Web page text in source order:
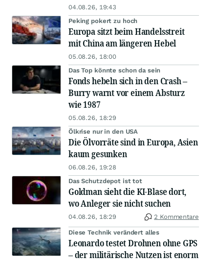
04.08.26, 19:43
Peking pokert zu hoch
Europa sitzt beim Handelsstreit
mit China am längeren Hebel
05.08.26, 18:00
Das Top könnte schon da sein
Fonds hebeln sich in den Crash –
Burry warnt vor einem Absturz
wie 1987
05.08.26, 18:29
Ölkrise nur in den USA
Die Ölvorräte sind in Europa, Asien
kaum gesunken
06.08.26, 19:28
Das Schutzdepot ist tot
Goldman sieht die KI-Blase dort,
wo Anleger sie nicht suchen
04.08.26, 18:29 2 Kommentare
Diese Technik verändert alles
Leonardo testet Drohnen ohne GPS
– der militärische Nutzen ist enorm